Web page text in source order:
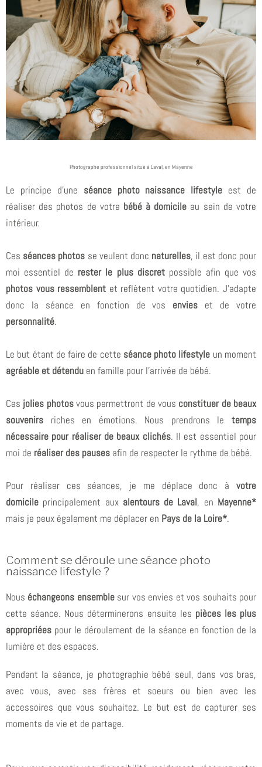
Photographe professionnel situé à Laval, en Mayenne
Le principe d’une séance photo naissance lifestyle est de
réaliser des photos de votre bébé à domicile au sein de votre
intérieur.
Ces séances photos se veulent donc naturelles, il est donc pour
moi essentiel de rester le plus discretpossible afin que vos
photos vous ressemblent et reflètent votre quotidien. J’adapte
donc la séance en fonction de vos envies et de votre
personnalité.
Le but étant de faire de cette séance photo lifestyle un moment
agréable et détendu en famille pour l’arrivée de bébé.
Ces jolies photosvous permettront de vous constituer de beaux
souvenirs riches en émotions. Nous prendrons le temps
nécessaire pour réaliser de beaux clichés. Il est essentiel pour
moi de réaliser des pauses afin de respecter le rythme de bébé.
Pour réaliser ces séances, je me déplace donc à votre
domicile principalement aux alentours de Laval, en Mayenne*
mais je peux également me déplacer en Pays de la Loire*.
Comment se déroule une séance photo
naissance lifestyle ?
Nous échangeons ensemblesur vos envies et vos souhaits pour
cette séance. Nous déterminerons ensuite les pièces les plus
appropriées pour le déroulement de la séance en fonction de la
lumière et des espaces.
Pendant la séance, je photographie bébé seul, dans vos bras,
avec vous, avec ses frères et soeurs ou bien avec les
accessoires que vous souhaitez. Le but est de capturer ses
moments de vie et de partage.